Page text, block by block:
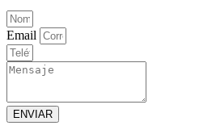
Email
ENVIAR